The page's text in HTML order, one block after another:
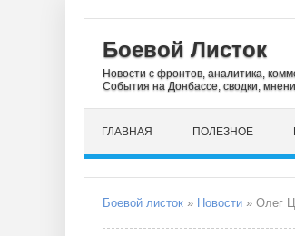
Боевой Листок
Новости с фронтов, аналитика,
События на Донбассе, сводки,
ГЛАВНАЯ ПОЛЕЗНОЕ
Боевой листок » Новости » Олег